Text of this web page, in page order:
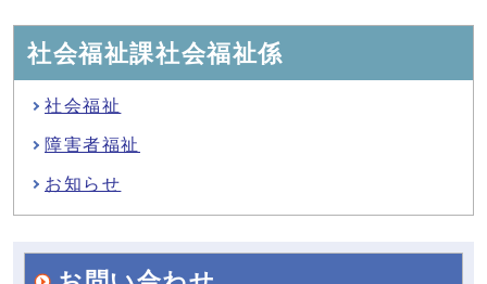
社会福祉課社会福祉係
社会福祉
障害者福祉
お知らせ